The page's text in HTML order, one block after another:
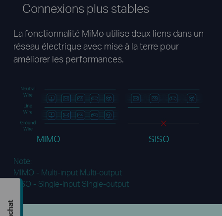
Connexions plus stables
La fonctionnalité MiMo utilise deux liens dans un
réseau électrique avec mise à la terre pour
améliorer les performances.
MIMO SISO
Note:
MIMO - Multi-input Multi-output
SISO - Single-input Single-output